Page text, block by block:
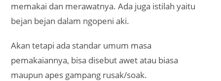
memakai dan merawatnya. Ada juga istilah yaitu
bejan bejan dalam ngopeni aki.
Akan tetapi ada standar umum masa
pemakaiannya, bisa disebut awet atau biasa
maupun apes gampang rusak/soak.